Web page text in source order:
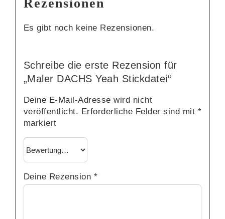
Rezensionen
Es gibt noch keine Rezensionen.
Schreibe die erste Rezension für
„Maler DACHS Yeah Stickdatei“
Deine E-Mail-Adresse wird nicht
veröffentlicht. Erforderliche Felder sind mit *
markiert
Deine Rezension *